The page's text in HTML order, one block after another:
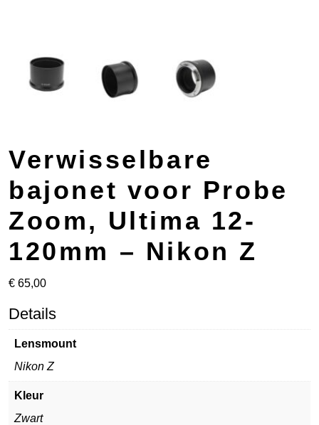
Verwisselbare
bajonet voor Probe
Zoom, Ultima 12-
120mm – Nikon Z
€ 65,00
Details
Lensmount
Nikon Z
Kleur
Zwart